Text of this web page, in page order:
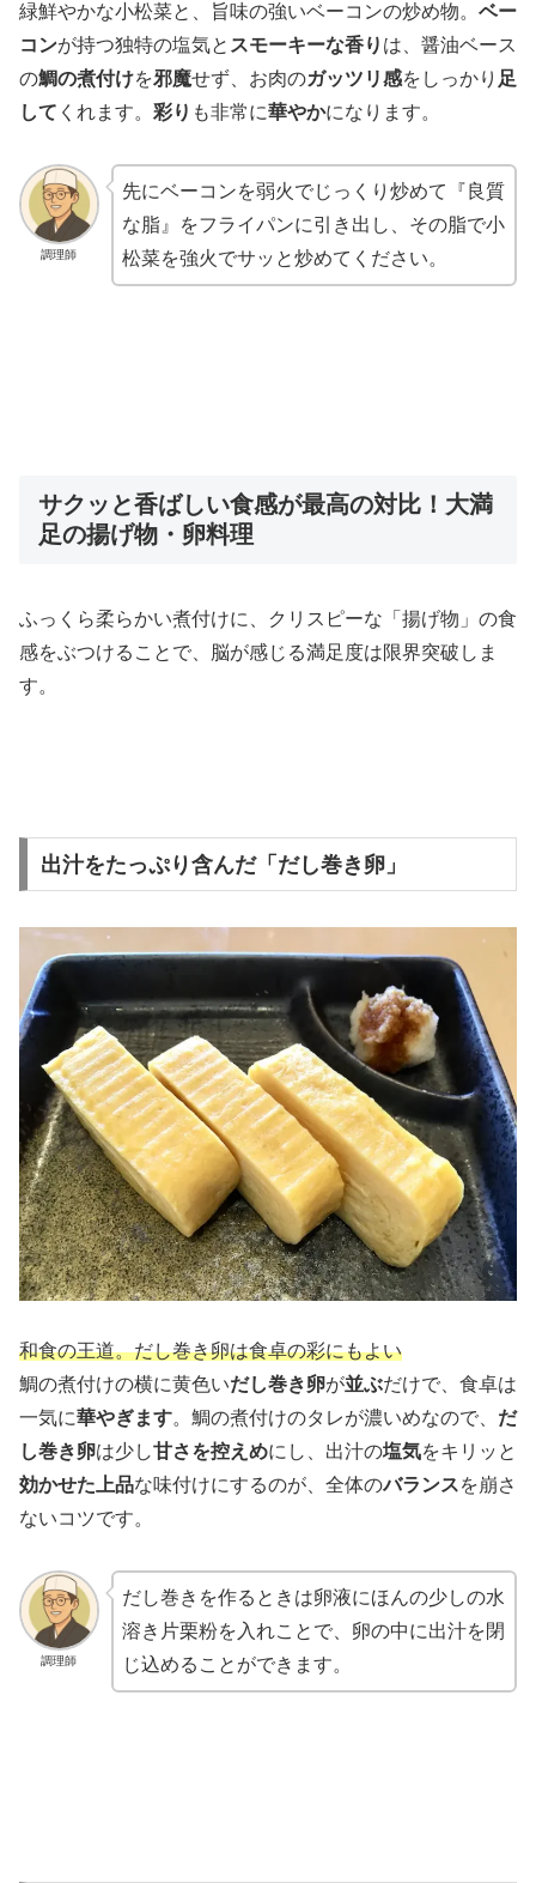
緑鮮やかな小松菜と、旨味の強いベーコンの炒め物。 ベー
コンが持つ独特の塩気と スモーキーな香り は、醤油ベース
の鯛の煮付けを邪魔せず、お肉のガッツリ感をしっかり 足
して くれます。 彩り も非常に華やかになります。
調理師
先にベーコンを弱火でじっくり炒めて『良質
な脂』をフライパンに引き出し、その脂で小
松菜を強火でサッと炒めてください。
サクッと香ばしい食感が最高の対比！大満
足の揚げ物・卵料理
ふっくら柔らかい煮付けに、クリスピーな「揚げ物」の食
感をぶつけることで、脳が感じる満足度は限界突破しま
す。
出汁をたっぷり含んだ「だし巻き卵」
和食の王道。だし巻き卵は食卓の彩にもよい
鯛の煮付けの横に黄色いだし巻き卵が並ぶだけで、食卓は
一気に華やぎます。鯛の煮付けのタレが濃いめなので、 だ
し巻き卵は少し甘さを控えめにし、出汁の塩気をキリッと
効かせた上品な味付けにするのが、全体のバランスを崩さ
ないコツです。
調理師
だし巻きを作るときは卵液にほんの少しの水
溶き片栗粉を入れことで、卵の中に出汁を閉
じ込めることができます。